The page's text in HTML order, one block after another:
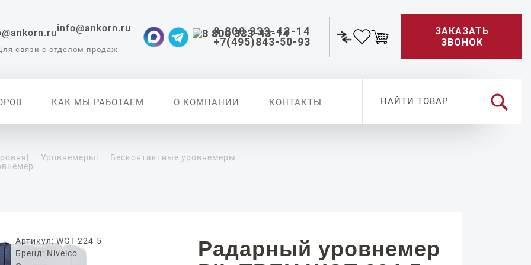
info@ankorn.ru
связи с отделом продаж
8 800 333-43-14
+7(495)843-50-93
ЗАКАЗАТЬ
ЗВОНОК
КАК МЫ РАБОТАЕМ О КОМПАНИИ КОНТАКТЫ
для
| Уровнемеры|
Бесконтактные уровнемеры
Артикул: WGT-224-5
Бренд: Nivelco
Радарный уровнемер